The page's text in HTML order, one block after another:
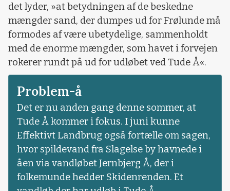
det lyder, »at betydningen af de beskedne
mængder sand, der dumpes ud for Frølunde må
formodes af være ubetydelige, sammenholdt
med de enorme mængder, som havet i forvejen
rokerer rundt på ud for udløbet ved Tude Å«.
Problem-å
Det er nu anden gang denne sommer, at
Tude Å kommer i fokus. I juni kunne
Effektivt Landbrug også fortælle om sagen,
hvor spildevand fra Slagelse by havnede i
åen via vandløbet Jernbjerg Å, der i
folkemunde hedder Skidenrenden. Et